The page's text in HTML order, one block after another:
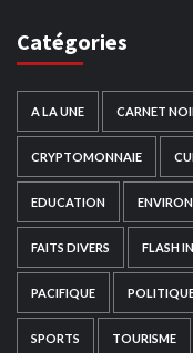
Catégories
A LA UNE CARNET
CRYPTOMONNAIE
EDUCATION
FAITS DIVERS FLASH
PACIFIQUE
SPORTS TOURISME